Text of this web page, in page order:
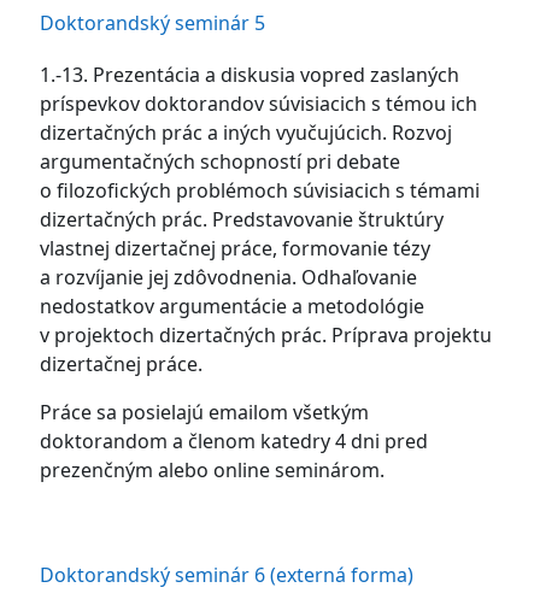
Doktorandský seminár 5
1.-13. Prezentácia a diskusia vopred zaslaných
príspevkov doktorandov súvisiacich s témou ich
dizertačných prác a iných vyučujúcich. Rozvoj
argumentačných schopností pri debate
o filozofických problémoch súvisiacich s témami
dizertačných prác. Predstavovanie štruktúry
vlastnej dizertačnej práce, formovanie tézy
a rozvíjanie jej zdôvodnenia. Odhaľovanie
nedostatkov argumentácie a metodológie
v projektoch dizertačných prác. Príprava projektu
dizertačnej práce.
Práce sa posielajú emailom všetkým
doktorandom a členom katedry 4 dni pred
prezenčným alebo online seminárom.
Doktorandský seminár 6 (externá forma)